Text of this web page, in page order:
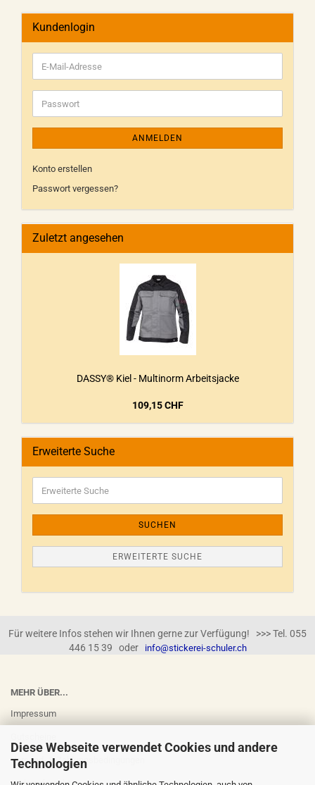
Diese Webseite verwendet Cookies und andere
Technologien
Kundenlogin
ANMELDEN
Konto erstellen
Passwort vergessen?
Zuletzt angesehen
DASSY® Kiel - Multinorm Arbeitsjacke
109,15 CHF
Erweiterte Suche
SUCHEN
ERWEITERTE SUCHE
Für weitere Infos stehen wir Ihnen gerne zur Verfügung! >>> Tel. 055
446 15 39 oder
info@stickerei-schuler.ch
MEHR ÜBER...
Impressum
Versand- & Zahlungsbedingungen